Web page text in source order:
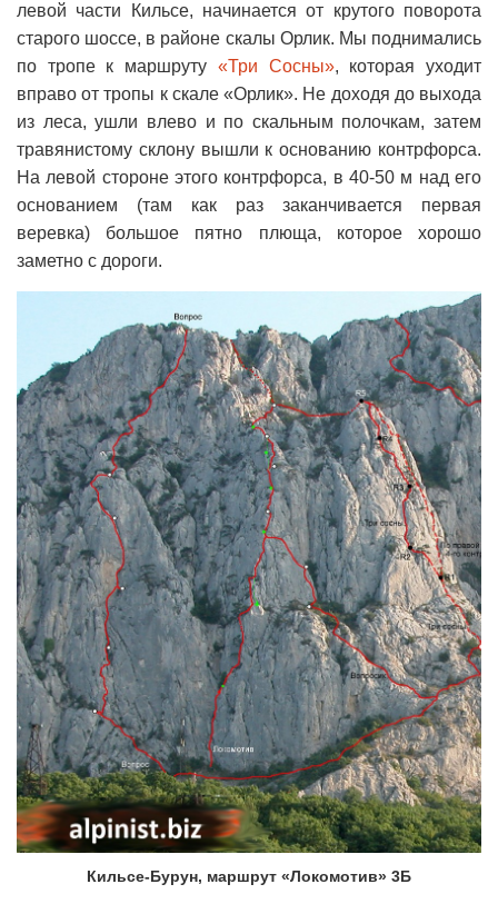
левой части Кильсе, начинается от крутого поворота
старого шоссе, в районе скалы Орлик. Мы поднимались
по тропе к маршруту «Три Сосны», которая уходит
вправо от тропы к скале «Орлик». Не доходя до выхода
из леса, ушли влево и по скальным полочкам, затем
травянистому склону вышли к основанию контрфорса.
На левой стороне этого контрфорса, в 40-50 м над его
основанием (там как раз заканчивается первая
веревка) большое пятно плюща, которое хорошо
заметно с дороги.
Кильсе-Бурун, маршрут «Локомотив» 3Б